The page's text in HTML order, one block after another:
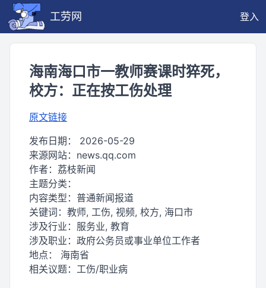
工劳网 登入
海南海口市一教师赛课时猝死，
校方：正在按工伤处理
原文链接
发布日期： 2026-05-29
来源网站： news.qq.com
作者： 荔枝新闻
主题分类：
内容类型： 普通新闻报道
关键词： 教师, 工伤, 视频, 校方, 海口市
涉及行业： 服务业, 教育
涉及职业： 政府公务员或事业单位工作者
地点： 海南省
相关议题： 工伤/职业病